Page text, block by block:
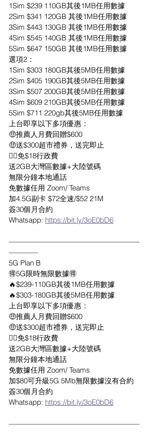
1Sim $239 110GB其後1MB任用數據
2Sim $341 120GB 其後1MB任用數據
3Sim $443 130GB 其後1MB任用數據
4Sim $545 140GB 其後1MB任用數據
5Sim $647 150GB 其後1MB任用數據
選項2：
1Sim $303 180GB其後5MB任用數據
2Sim $405 190GB其後5MB任用數據
3Sim $507 200GB其後5MB任用數據
4Sim $609 210GB其後5MB任用數據
5Sim $711 220gb其後5MB任用數據
上台即享以下多項優惠：
🤑推薦人月費回贈$600
🤑送$300超市禮券，送完即止
👍🏻免$18行政費
送2GB大灣區數據+大陸號碼
無限分鐘本地通話
免數據任用 Zoom/ Teams
加4.5G副卡 $72全速/$52 21M
簽30個月合約
Whatsapp: https://bit.ly/3oE0bD6
——————————————————
————
5G Plan B
🉐5G限時無限數據🉐
🔥$239-110GB其後1MB任用數據
🔥$303-180GB其後5MB任用數據
上台即享以下多項優惠：
🤑推薦人月費回贈$600
🤑送$300超市禮券，送完即止
👍🏻免$18行政費
送2GB大灣區數據+大陸號碼
無限分鐘本地通話
免數據任用 Zoom/ Teams
加$80可升級5G 5Mb無限數據沒有合約
簽30個月合約
Whatsapp: https://bit.ly/3oE0bD6
——————————————————